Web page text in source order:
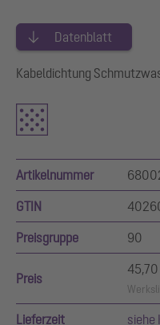
Datenblatt
Kabeldichtung
Artikelnummer
GTIN
Preisgruppe 90
Preis
45,70
Lieferzeit siehe